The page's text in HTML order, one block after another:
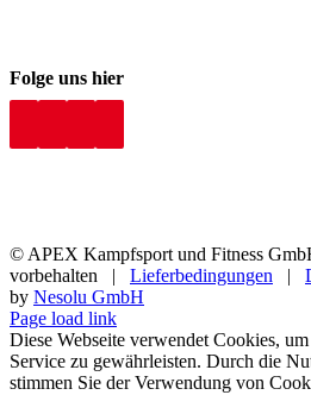
Folge uns hier
© APEX Kampfsport und Fitness
vorbehalten | Lieferbedingungen |
by Nesolu GmbH
Page load link
Diese Webseite verwendet Cookies,
Service zu gewährleisten. Durch die
stimmen Sie der Verwendung von